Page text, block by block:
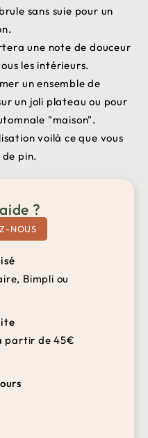
sans suie pour un
une note de douceur
les intérieurs.
un ensemble de
un joli plateau ou pour
"maison".
voilà ce que vous
pin.
?
NOUS
Bimpli ou
partir de 45€